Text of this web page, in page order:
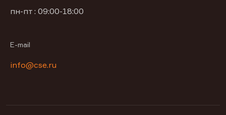
пн-пт : 09:00-18:00
E-mail
info@cse.ru